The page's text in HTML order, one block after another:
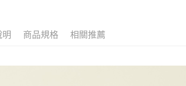
明 商品規格 相關推薦